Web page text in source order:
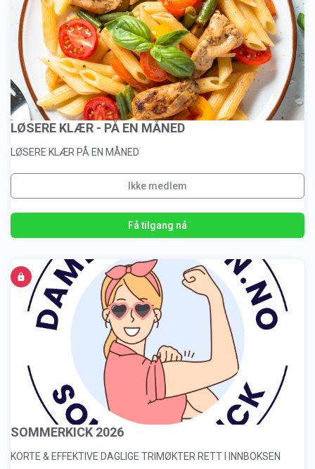
LØSERE KLÆR - PÅ EN MÅNED
LØSERE KLÆR PÅ EN MÅNED
Ikke medlem
Få tilgang nå
SOMMERKICK 2026
KORTE & EFFEKTIVE DAGLIGE TRIMØKTER RETT I INNBOKSEN